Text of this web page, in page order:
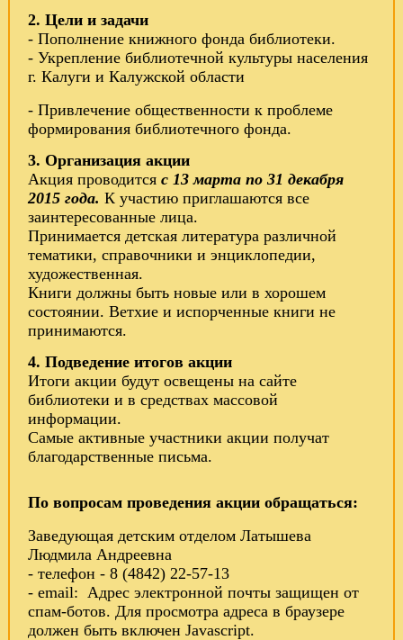
2. Цели и задачи
- Пополнение книжного фонда библиотеки.
- Укрепление библиотечной культуры населения
г. Калуги и Калужской области
- Привлечение общественности к проблеме
формирования библиотечного фонда.
3. Организация акции
Акция проводится с 13 марта по 31 декабря
2015 года. К участию приглашаются все
заинтересованные лица.
Принимается детская литература различной
тематики, справочники и энциклопедии,
художественная.
Книги должны быть новые или в хорошем
состоянии. Ветхие и испорченные книги не
принимаются.
4. Подведение итогов акции
Итоги акции будут освещены на сайте
библиотеки и в средствах массовой
информации.
Самые активные участники акции получат
благодарственные письма.
По вопросам проведения акции обращаться:
Заведующая детским отделом Латышева
Людмила Андреевна
- телефон - 8 (4842) 22-57-13
- email: Адрес электронной почты защищен от
спам-ботов. Для просмотра адреса в браузере
должен быть включен Javascript.